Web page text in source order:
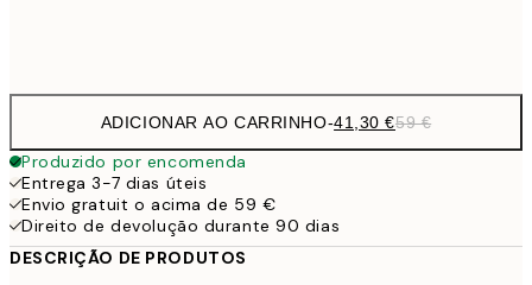
ADICIONAR AO CARRINHO-41,30 €59 €
Produzido por encomenda
Entrega 3-7 dias úteis
Envio gratuit o acima de 59 €
Direito de devolução durante 90 dias
DESCRIÇÃO DE PRODUTOS